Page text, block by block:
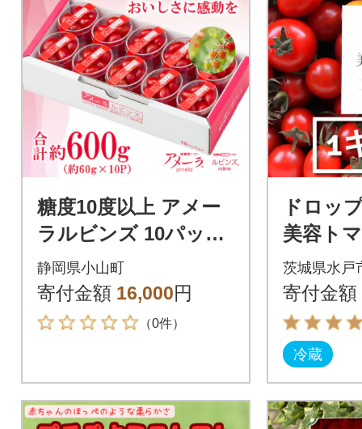
糖度10度以上 アメー
ラルビンズ 10パック
入り 高糖度ミニトマ
ト
静岡県小山町
寄付金額 16,000円
（0件）
ドロッ
美容ト
茨城県水戸
寄付金額
冷蔵